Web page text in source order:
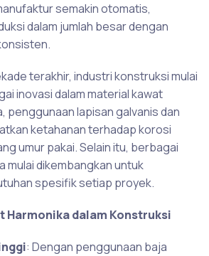
semakin otomatis,
dalam jumlah besar dengan
terakhir, industri konstruksi mulai
inovasi dalam material kawat
penggunaan lapisan galvanis dan
ketahanan terhadap korosi
umur pakai. Selain itu, berbagai
mulai dikembangkan untuk
spesifik setiap proyek.
Harmonika dalam Konstruksi
: Dengan penggunaan baja